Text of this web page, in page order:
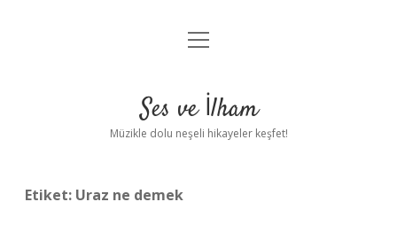
Anasayfa
Yasal Uyarı
menüyü
Ses ve İlham
Müzikle dolu neşeli hikayeler keşfet!
Etiket: Uraz ne demek